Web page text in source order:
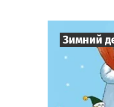
Зимний
Игроков